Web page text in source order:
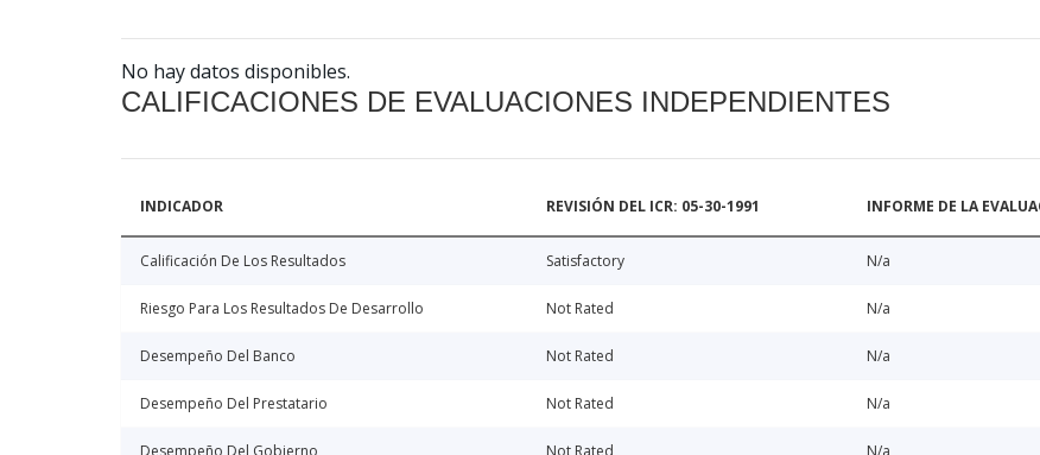
No hay datos disponibles.
CALIFICACIONES DE EVALUACIONES INDEPENDIENTES
INDICADOR REVISIÓN DEL ICR: 05-30-1991 INFORME DE LA
Calificación De Los Resultados Satisfactory N/a
Riesgo Para Los Resultados De Desarrollo Not Rated N/a
Desempeño Del Banco Not Rated N/a
Desempeño Del Prestatario Not Rated N/a